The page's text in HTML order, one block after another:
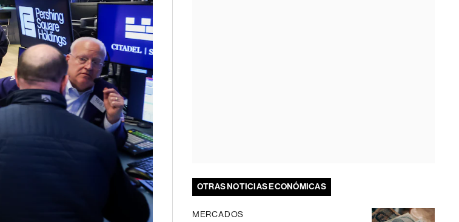
OTRAS NOTICIAS ECONÓMICAS
MERCADOS